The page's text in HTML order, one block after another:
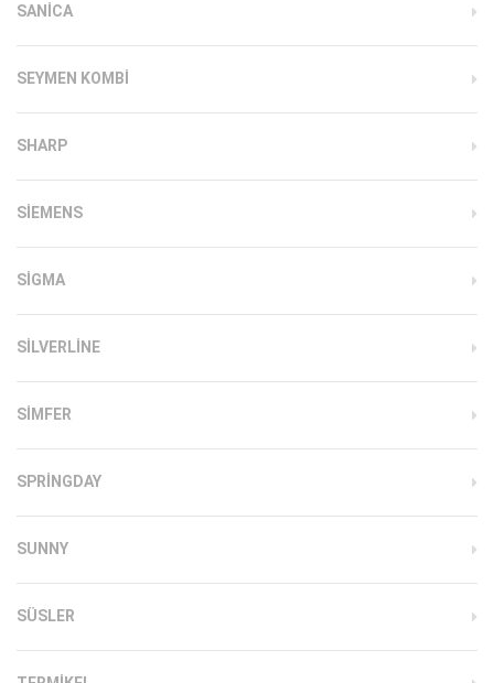
SANICA
SEYMEN KOMBI
SHARP
SIEMENS
SIGMA
SILVERLINE
SIMFER
SPRINGDAY
SUNNY
SÜSLER